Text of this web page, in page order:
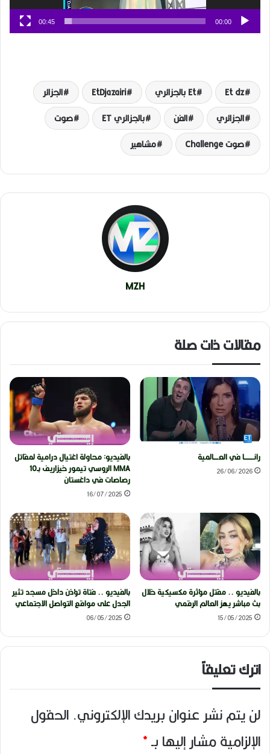
00:00
00:45
Et dz Et بالجزائري EtDjazairi
الجزائر
الجزائري
الفن بالجزائري ET
صوت
صوت Challenge
مشاهير
MZH
مقالات ذات صلة
رانــــــــا في العــــالمية
26/06/2026
بالفيديو: محاولة اغتيال درامية لمقاتل
MMA الروسي تيمور خيزاريف بـ10
رصاصات في داغستان
16/07/2025
بالفيديو .. مقتل مؤثرة مكسيكية خلال
بث مباشر يهز العالم الرقمي
15/05/2025
بالفيديو .. فتاة تؤذن داخل مسجد تثير
الجدل على مواقع التواصل الاجتماعي
06/05/2025
اترك تعليقاً
لن يتم نشر عنوان بريدك الإلكتروني. الحقول
الإلزامية مشار إليها بـ*